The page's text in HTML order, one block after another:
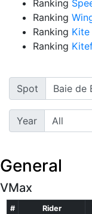
Ranking
Ranking
Ranking Kite
Ranking
Spot
Year
General
VMax
# Rider